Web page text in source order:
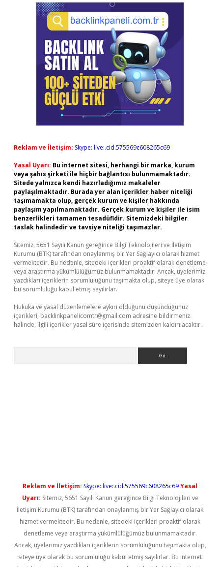
Reklam ve İletişim: Skype: live:.cid.575569c608265c69
Yasal Uyarı: Bu internet sitesi, herhangi bir marka, kurum
veya şahıs şirketi ile hiçbir bağlantısı bulunmamaktadır.
Sitede yalnızca kendi hazırladığımız makaleler
paylaşılmaktadır. Burada yer alan içerikler haber niteliği
taşımamakta olup, gerçek kurum ve kişiler hakkında
paylaşım yapılmamaktadır. Gerçek kurum ve kişiler ile isim
benzerlikleri tamamen tesadüfidir. Sitemizdeki bilgiler
taslak halindedir ve tavsiye niteliği taşımazlar.
Sitemiz, 5651 Sayılı Kanun gereğince Bilgi Teknolojileri ve İletişim
Kurumu (BTK) tarafından onaylanmış bir Yer Sağlayıcı olarak hizmet
vermektedir. Bu nedenle, sitedeki içerikleri proaktif olarak denetleme
veya araştırma yükümlülüğümüz bulunmamaktadır. Ancak, üyelerimiz
yazdıkları içeriklerin sorumluluğunu taşımakta olup, siteye üye olarak
bu sorumluluğu kabul etmiş sayılırlar.
Hukuka ve yasal düzenlemelere aykırı olduğunu düşündüğünüz
içerikleri, backlinkpanelicomtr@gmail.com adresine bildirmeniz
halinde, ilgili içerikler yasal süre içerisinde sitemizden kaldırılacaktır.
Reklam ve İletişim: Skype: live:.cid.575569c608265c69Yasal
Uyarı: Sitemiz, 5651 Sayılı Kanun gereğince Bilgi Teknolojileri ve
İletişim Kurumu (BTK) tarafından onaylanmış bir Yer Sağlayıcı olarak
hizmet vermektedir. Bu nedenle, sitedeki içerikleri proaktif olarak
denetleme veya araştırma yükümlülüğümüz bulunmamaktadır.
Ancak, üyelerimiz yazdıkları içeriklerin sorumluluğunu taşımakta olup,
siteye üye olarak bu sorumluluğu kabul etmiş sayılırlar. Bu internet